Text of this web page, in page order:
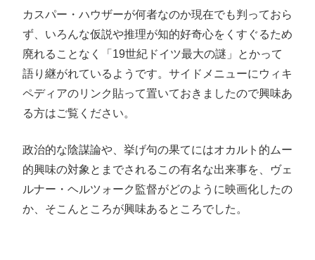
カスパー・ハウザーが何者なのか現在でも判っておら
ず、いろんな仮説や推理が知的好奇心をくすぐるため
廃れることなく「19世紀ドイツ最大の謎」とかって
語り継がれているようです。サイドメニューにウィキ
ペディアのリンク貼って置いておきましたので興味あ
る方はご覧ください。
政治的な陰謀論や、挙げ句の果てにはオカルト的ムー
的興味の対象とまでされるこの有名な出来事を、ヴェ
ルナー・ヘルツォーク監督がどのように映画化したの
か、そこんところが興味あるところでした。